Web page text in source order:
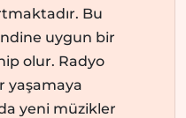
Bu
uygun bir
olur. Radyo
yaşamaya
yeni müzikler